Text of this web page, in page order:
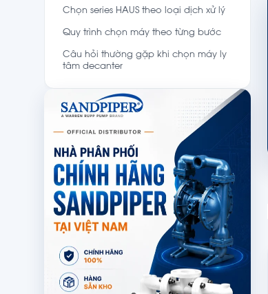
Chọn series HAUS theo loại dịch xử lý
Quy trình chọn máy theo từng bước
Câu hỏi thường gặp khi chọn máy ly
tâm decanter